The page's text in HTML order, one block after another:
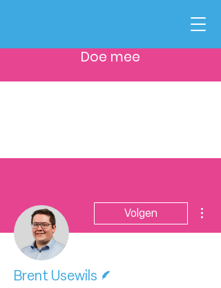
Doe mee
Volgen
Brent Usewils